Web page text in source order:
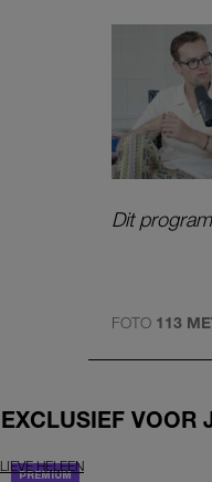
Dit
FOTO 113
EXCLUSIEF VOOR
LIEVE HELEEN